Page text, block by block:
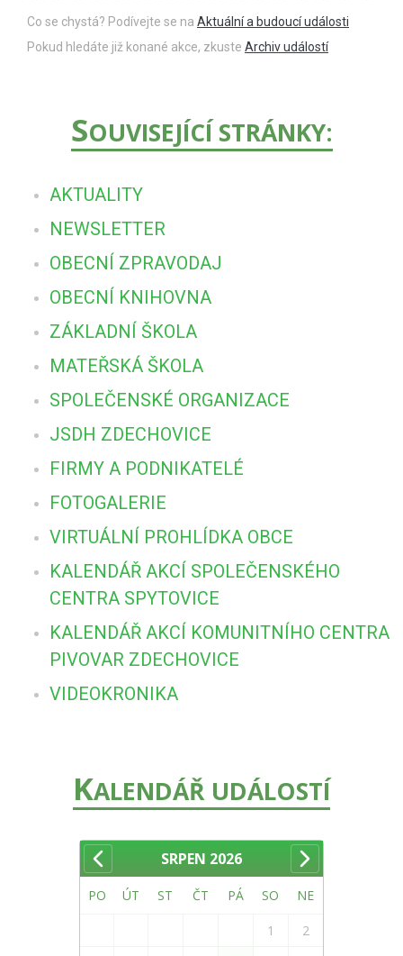
Co se chystá? Podívejte se na Aktuální a budoucí události
Pokud hledáte již konané akce, zkuste Archiv událostí
SOUVISEJÍCÍ STRÁNKY:
AKTUALITY
NEWSLETTER
OBECNÍ ZPRAVODAJ
OBECNÍ KNIHOVNA
ZÁKLADNÍ ŠKOLA
MATEŘSKÁ ŠKOLA
SPOLEČENSKÉ ORGANIZACE
JSDH ZDECHOVICE
FIRMY A PODNIKATELÉ
FOTOGALERIE
VIRTUÁLNÍ PROHLÍDKA OBCE
KALENDÁŘ AKCÍ SPOLEČENSKÉHO
CENTRA SPYTOVICE
KALENDÁŘ AKCÍ KOMUNITNÍHO CENTRA
PIVOVAR ZDECHOVICE
VIDEOKRONIKA
KALENDÁŘ UDÁLOSTÍ
SRPEN 2026
PO ÚT ST ČT PÁ SO NE
1
2